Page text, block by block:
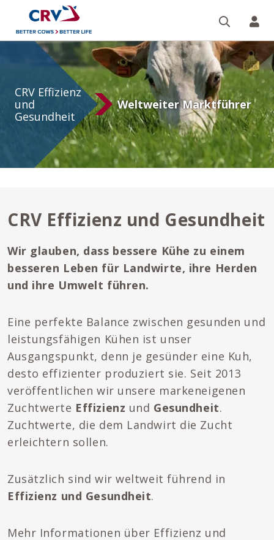
Mehr
über
Effizienz
und
Gesundheit
erfahren
CRV Effizienz
und
Gesundheit
Weltweiter Marktführer
CRV Effizienz und Gesundheit
Wir glauben, dass bessere Kühe zu einem
besseren Leben für Landwirte, ihre Herden
und ihre Umwelt führen.
Eine perfekte Balance zwischen gesunden und
leistungsfähigen Kühen ist unser
Ausgangspunkt, denn je gesünder eine Kuh,
desto effizienter produziert sie. Seit 2013
veröffentlichen wir unsere markeneigenen
Zuchtwerte Effizienz und Gesundheit.
Zuchtwerte, die dem Landwirt die Zucht
erleichtern sollen.
Zusätzlich sind wir weltweit führend in
Effizienz und Gesundheit.
Mehr Informationen über Effizienz und